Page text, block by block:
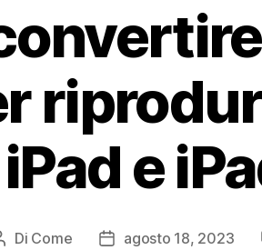
e
Di Come
Dataagosto 18, 2023